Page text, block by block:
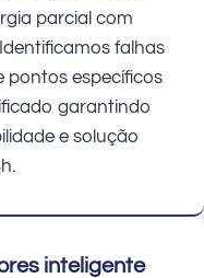
parcial com
falhas
pontos específicos
garantindo
e solução
inteligente